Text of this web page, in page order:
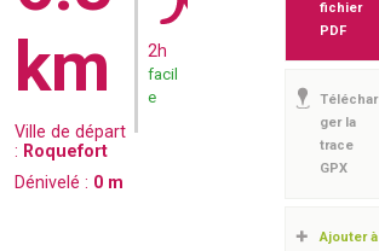
km
Ville de départ
: Roquefort
Dénivelé : 0 m
2h
facil
e
fichier
PDF
Téléchar
ger la
trace
GPX
Ajouter à